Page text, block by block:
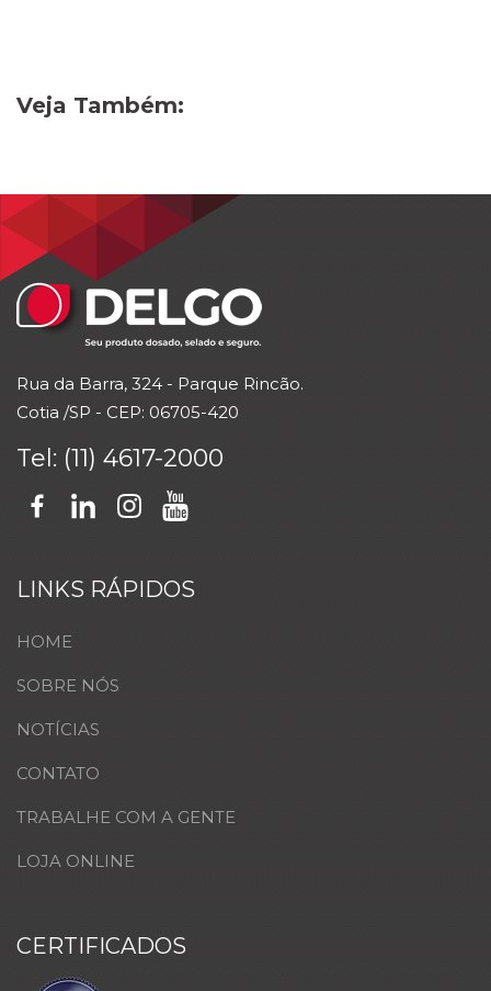
Veja Também:
Rua da Barra, 324 - Parque Rincão.
Cotia /SP - CEP: 06705-420
Tel: (11) 4617-2000
LINKS RÁPIDOS
HOME
SOBRE NÓS
NOTÍCIAS
CONTATO
TRABALHE COM A GENTE
LOJA ONLINE
CERTIFICADOS